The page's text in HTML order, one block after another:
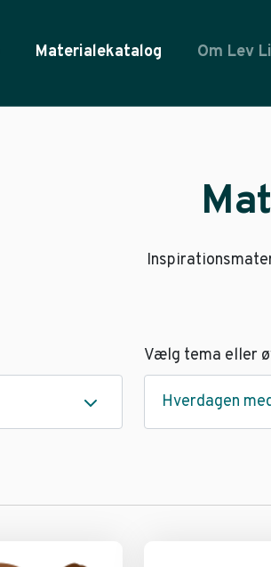
Materialekatalog Om Lev
Vælg tema eller
Hverdagen